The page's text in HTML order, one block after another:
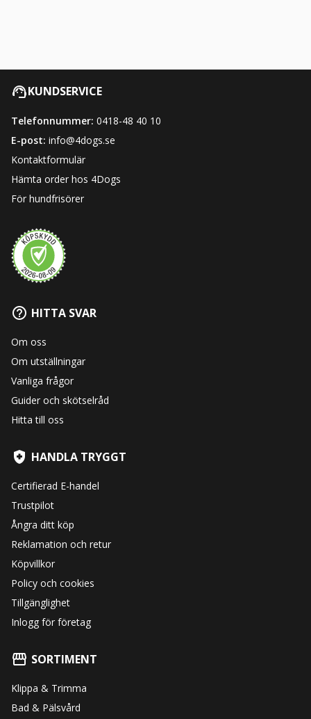
KUNDSERVICE
Telefonnummer: 0418-48 40 10
E-post: info@4dogs.se
Kontaktformulär
Hämta order hos 4Dogs
För hundfrisörer
HITTA SVAR
Om oss
Om utställningar
Vanliga frågor
Guider och skötselråd
Hitta till oss
HANDLA TRYGGT
Certifierad E-handel
Trustpilot
Ångra ditt köp
Reklamation och retur
Köpvillkor
Policy och cookies
Tillgänglighet
Inlogg för företag
SORTIMENT
Klippa & Trimma
Bad & Pälsvård